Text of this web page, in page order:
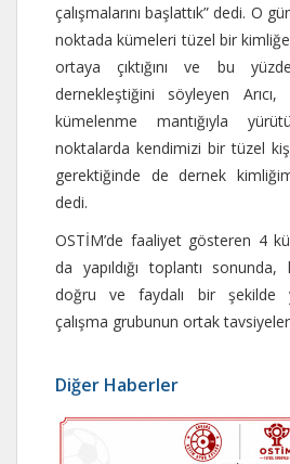
çalışmalarını başlattık” dedi. O
noktada kümeleri tüzel bir
ortaya çıktığını ve bu
dernekleştiğini söyleyen Arıcı,
kümelenme mantığıyla
noktalarda kendimizi bir tüzel
gerektiğinde de dernek
dedi.
OSTİM’de faaliyet gösteren 4
da yapıldığı toplantı
doğru ve faydalı bir şekilde
çalışma grubunun ortak
Diğer Haberler